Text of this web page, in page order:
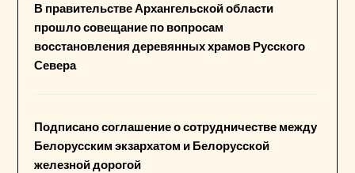
В правительстве Архангельской области
прошло совещание по вопросам
восстановления деревянных храмов Русского
Севера
Подписано соглашение о сотрудничестве между
Белорусским экзархатом и Белорусской
железной дорогой